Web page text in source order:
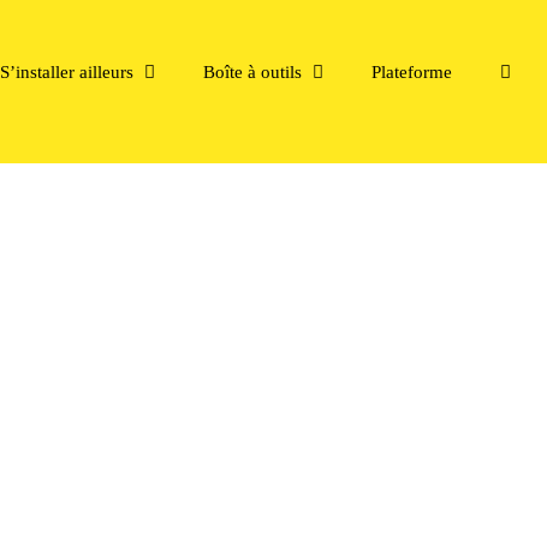
S’installer ailleurs Boîte à outils Plateforme